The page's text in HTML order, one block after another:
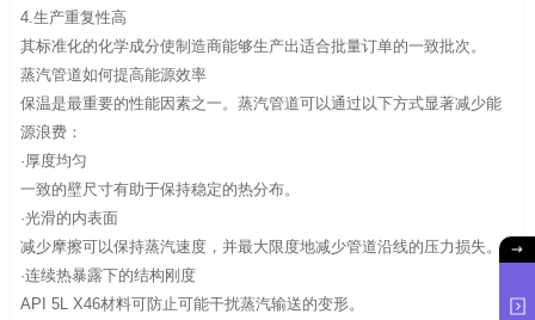
4.生产重复性高
其标准化的化学成分使制造商能够生产出适合批量订单的一致批次。
蒸汽管道如何提高能源效率
保温是最重要的性能因素之一。蒸汽管道可以通过以下方式显著减少能
源浪费：
·厚度均匀
一致的壁尺寸有助于保持稳定的热分布。
·光滑的内表面
减少摩擦可以保持蒸汽速度，并最大限度地减少管道沿线的压力损失。
·连续热暴露下的结构刚度
API 5L X46材料可防止可能干扰蒸汽输送的变形。